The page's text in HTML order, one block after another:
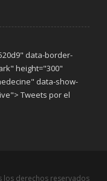
data-border-
height="300"
data-show-
Tweets por el
los derechos reservados